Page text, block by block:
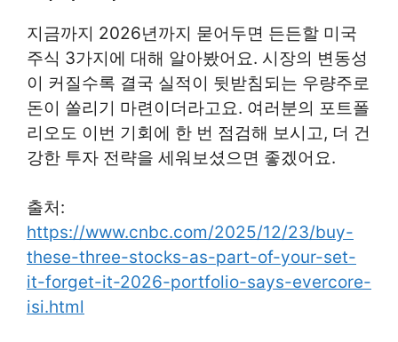
지금까지 2026년까지 묻어두면 든든할 미국
주식 3가지에 대해 알아봤어요. 시장의 변동성
이 커질수록 결국 실적이 뒷받침되는 우량주로
돈이 쏠리기 마련이더라고요. 여러분의 포트폴
리오도 이번 기회에 한 번 점검해 보시고, 더 건
강한 투자 전략을 세워보셨으면 좋겠어요.
출처:
https://www.cnbc.com/2025/12/23/buy-
these-three-stocks-as-part-of-your-set-
it-forget-it-2026-portfolio-says-evercore-
isi.html